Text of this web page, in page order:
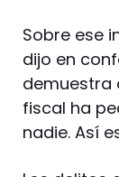
Sobre ese
dijo en
demuestra
fiscal ha
nadie. Así